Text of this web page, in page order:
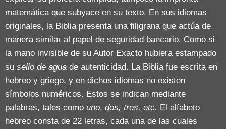
matemática que subyace en su texto. En sus idiomas
originales, la Biblia presenta una filigrana que actúa de
manera similar al papel de seguridad bancario. Como si
la mano invisible de su Autor Exacto hubiera estampado
su sello de agua de autenticidad. La Biblia fue escrita en
hebreo y griego, y en dichos idiomas no existen
símbolos numéricos. Estos se indican mediante
palabras, tales como uno, dos, tres, etc. El alfabeto
hebreo consta de 22 letras, cada una de las cuales